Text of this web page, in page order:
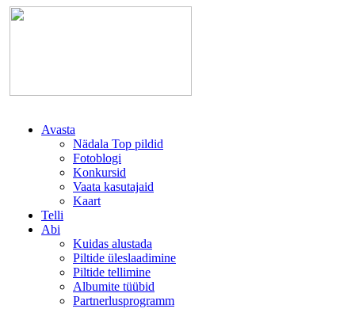
Avasta
Nädala Top pildid
Fotoblogi
Konkursid
Vaata kasutajaid
Kaart
Telli
Abi
Kuidas alustada
Piltide üleslaadimine
Piltide tellimine
Albumite tüübid
Partnerlusprogramm